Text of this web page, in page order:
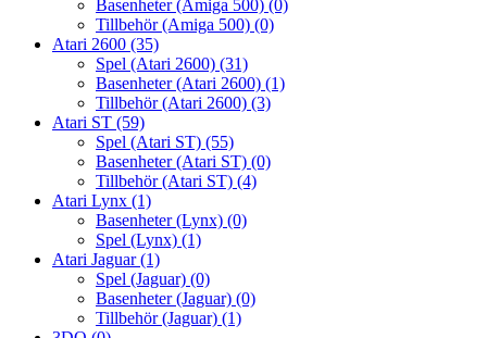
Basenheter (Amiga 500) (0)
Tillbehör (Amiga 500) (0)
Atari 2600 (35)
Spel (Atari 2600) (31)
Basenheter (Atari 2600) (1)
Tillbehör (Atari 2600) (3)
Atari ST (59)
Spel (Atari ST) (55)
Basenheter (Atari ST) (0)
Tillbehör (Atari ST) (4)
Atari Lynx (1)
Basenheter (Lynx) (0)
Spel (Lynx) (1)
Atari Jaguar(1)
Spel (Jaguar) (0)
Basenheter (Jaguar) (0)
Tillbehör (Jaguar) (1)